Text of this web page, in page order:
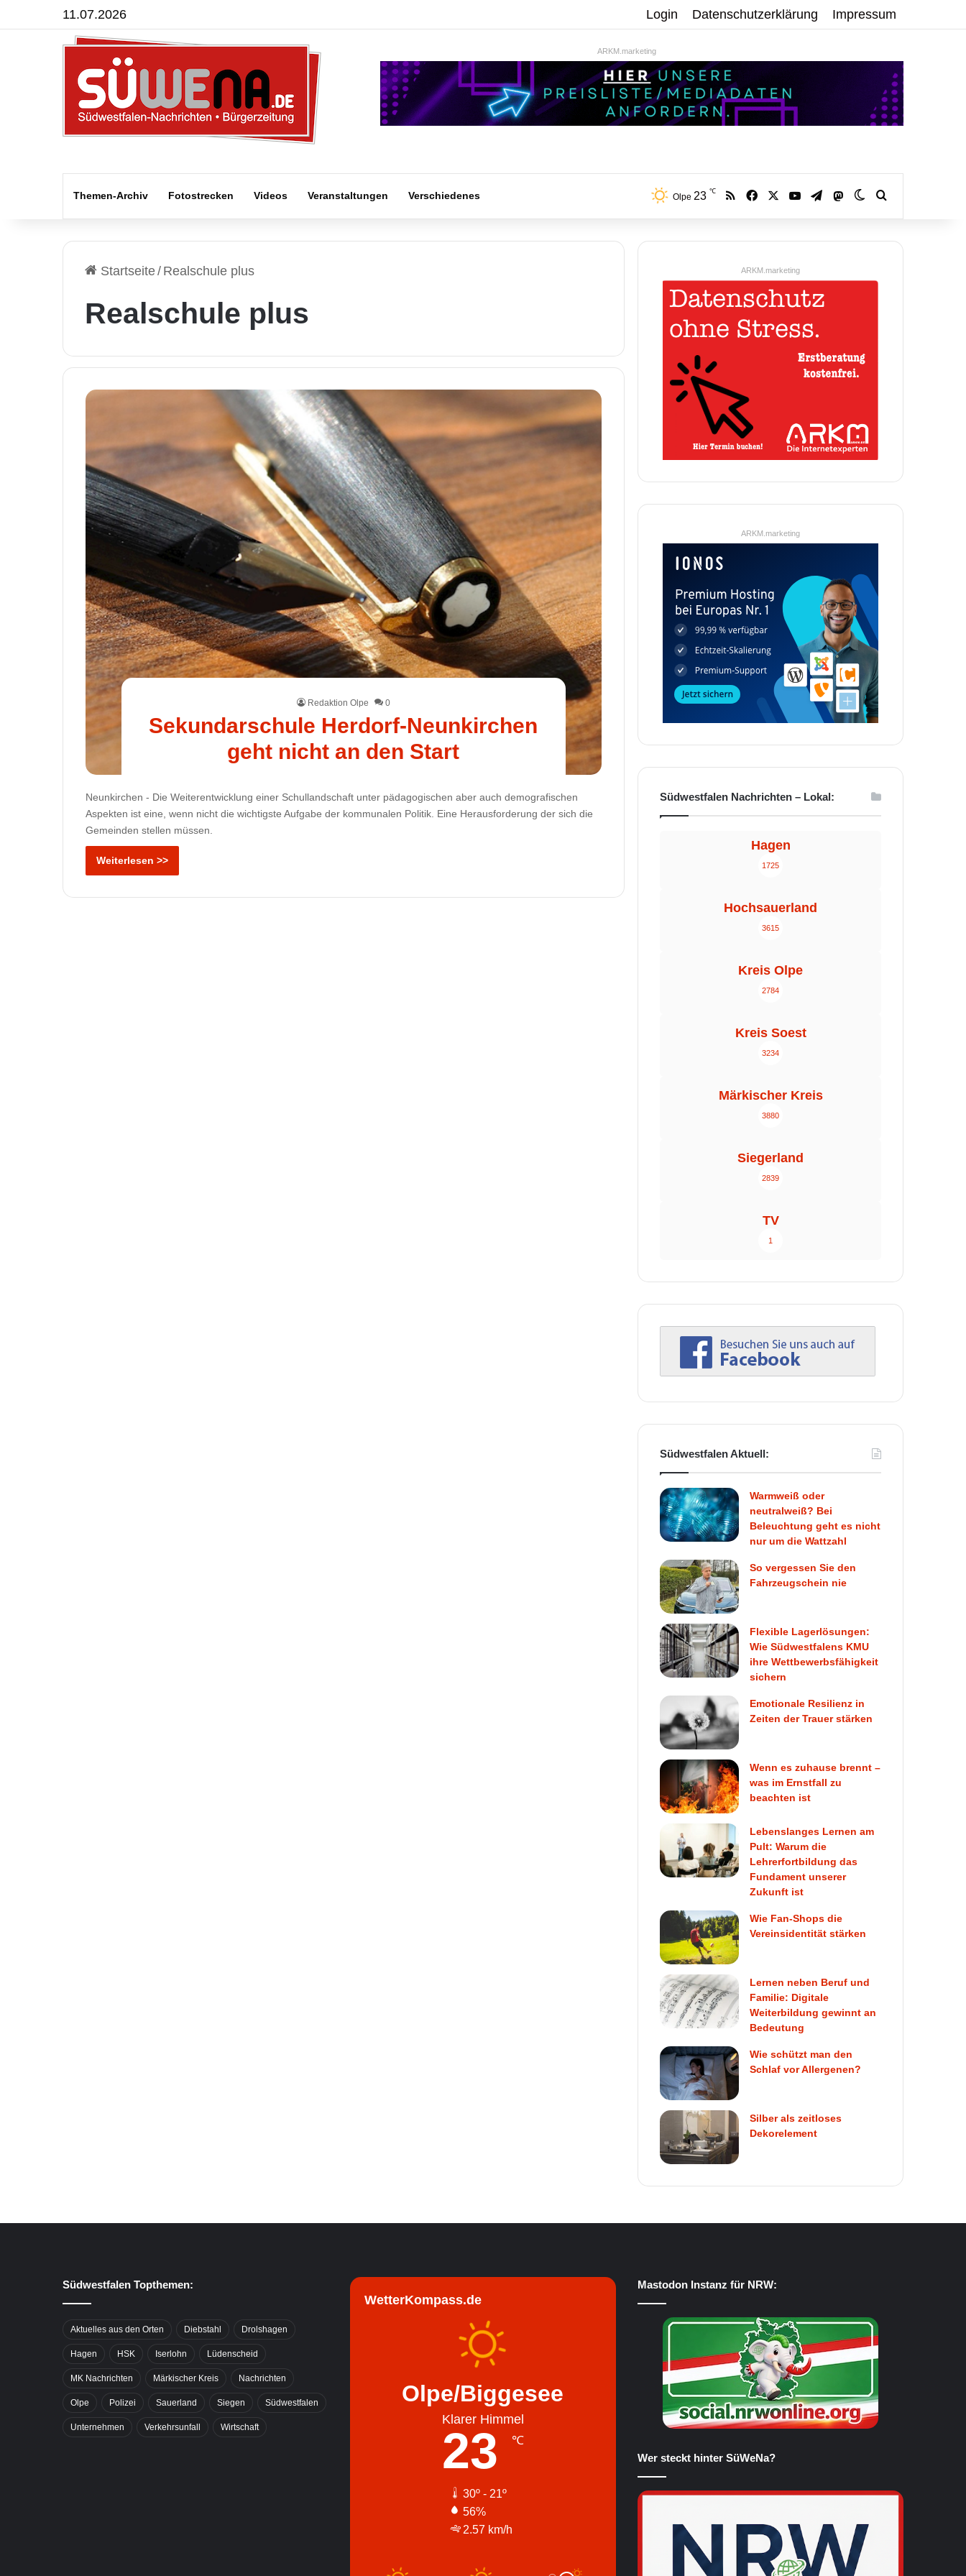
11.07.2026 Login Datenschutzerklärung Impressum
ARKM.marketing
Themen-Archiv Fotostrecken Videos Veranstaltungen Verschiedenes Olpe 23 ℃ RSS Facebook YouTubeTelegramMastodonSkin umschalten
Startseite/ Realschule plus
Realschule plus
Redaktion Olpe 0
Sekundarschule Herdorf-Neunkirchen
geht nicht an den Start
Neunkirchen - Die Weiterentwicklung einer Schullandschaft unter pädagogischen aber auch demografischen
Aspekten ist eine, wenn nicht die wichtigste Aufgabe der kommunalen Politik. Eine Herausforderung der sich die
Gemeinden stellen müssen.
Weiterlesen >>
ARKM.marketing
ARKM.marketing
Südwestfalen Nachrichten – Lokal:
Hagen
1725
Hochsauerland
3615
Kreis Olpe
2784
Kreis Soest
3234
Märkischer Kreis
3880
Siegerland
2839
TV
1
Südwestfalen Aktuell:
Warmweiß oder
neutralweiß? Bei
Beleuchtung geht es nicht
nur um die Wattzahl
So vergessen Sie den
Fahrzeugschein nie
Flexible Lagerlösungen:
Wie Südwestfalens KMU
ihre Wettbewerbsfähigkeit
sichern
Emotionale Resilienz in
Zeiten der Trauer stärken
Wenn es zuhause brennt –
was im Ernstfall zu
beachten ist
Lebenslanges Lernen am
Pult: Warum die
Lehrerfortbildung das
Fundament unserer
Zukunft ist
Wie Fan-Shops die
Vereinsidentität stärken
Lernen neben Beruf und
Familie: Digitale
Weiterbildung gewinnt an
Bedeutung
Wie schützt man den
Schlaf vor Allergenen?
Silber als zeitloses
Dekorelement
Südwestfalen Topthemen:
Aktuelles aus den Orten Diebstahl Drolshagen
Hagen HSK Iserlohn Lüdenscheid
MK Nachrichten Märkischer Kreis Nachrichten
Olpe Polizei Sauerland Siegen Südwestfalen
Unternehmen Verkehrsunfall Wirtschaft
WetterKompass.de
Olpe/Biggesee
Klarer Himmel
23 ℃
30º - 21º
56%
2.57 km/h
Mastodon Instanz für NRW:
Wer steckt hinter SüWeNa?